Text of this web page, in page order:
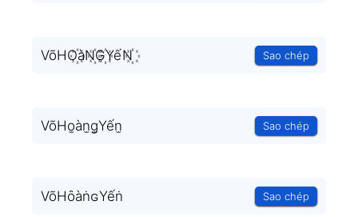
VõHO꙰àN꙰G꙰YếN꙰ Sao chép
VõHo̫àn̫g̫Yến̫ Sao chép
VõHȏàṅɢYếṅ Sao chép